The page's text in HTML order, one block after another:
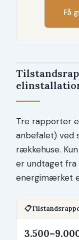
Få
Tre rapporter
anbefalet) ved
rækkehuse.
er undtaget
energimærket
📋